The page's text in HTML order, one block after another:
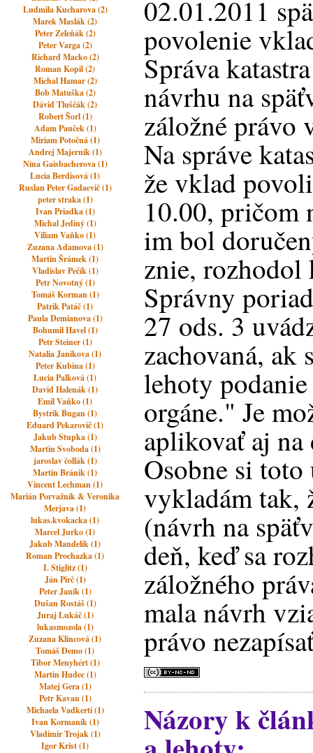
Ludmila Kucharova (2)
Marek Maslák (2)
Peter Zeleňák (2)
Peter Varga (2)
Richard Macko (2)
Roman Kopil (2)
Michal Hamar (2)
Bob Matuška (2)
Dávid Tluščák (2)
Robert Šorl (1)
Adam Pauček (1)
Miriam Potočná (1)
Andrej Majerník (1)
Nina Gaisbacherova (1)
Lucia Berdisová (1)
Ruslan Peter Gadaevič (1)
peter straka (1)
Ivan Priadka (1)
Michal Jediný (1)
Viliam Vaňko (1)
Zuzana Adamova (1)
Martin Šrámek (1)
Vladislav Pečík (1)
Petr Novotný (1)
Tomáš Korman (1)
Patrik Patáč (1)
Paula Demianova (1)
Bohumil Havel (1)
Petr Steiner (1)
Natalia Janikova (1)
Peter Kubina (1)
Lucia Palková (1)
David Halenák (1)
Emil Vaňko (1)
Bystrik Bugan (1)
Eduard Pekarovič (1)
Jakub Stupka (1)
Martin Svoboda (1)
jaroslav čollák (1)
Martin Bránik (1)
Vincent Lechman (1)
Marián Porvažník & Veronika
Merjava (1)
lukas.kvokacka (1)
Marcel Jurko (1)
Jakub Mandelík (1)
Roman Prochazka (1)
I. Stiglitz (1)
Ján Pirč (1)
Peter Janík (1)
Dušan Rostáš (1)
Juraj Lukáč (1)
lukasmozola (1)
Zuzana Klincová (1)
Tomáš Demo (1)
Tibor Menyhért (1)
Martin Hudec (1)
Matej Gera (1)
Petr Kavan (1)
Michaela Vadkerti (1)
Ivan Kormaník (1)
Vladimir Trojak (1)
Igor Krist (1)
02.01.2011
povolenie
Správa
návrhu na
záložné právo
Na správe
že vklad
10.00, pričom
im bol
znie, rozhodol
Správny
27 ods. 3
zachovaná, ak
lehoty
orgáne." Je
aplikovať aj
Osobne si toto
vykladám tak,
(návrh na
deň, keď sa
záložného
mala návrh
právo
Názory k